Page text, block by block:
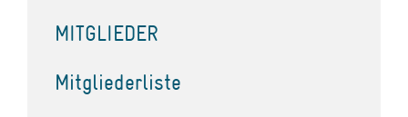
MITGLIEDER
Mitgliederliste